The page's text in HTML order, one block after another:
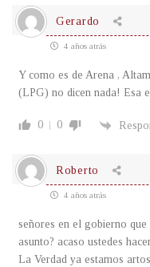
Gerardo
4 años atrás
Y como es de Arena ,
(LPG) no dicen nada! Esa
0 0
Roberto
4 años atrás
señores en el gobierno
asunto? acaso ustedes
La Verdad ya estamos